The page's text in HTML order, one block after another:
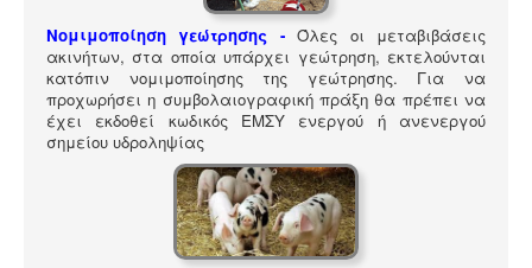
Αναζήτηση
Νομιμοποίηση γεώτρησης - Όλες οι μεταβιβάσεις
ακινήτων, στα οποία υπάρχει γεώτρηση, εκτελούνται
κατόπιν νομιμοποίησης της γεώτρησης. Για να
προχωρήσει η συμβολαιογραφική πράξη θα πρέπει να
έχει εκδοθεί κωδικός ΕΜΣΥ ενεργού ή ανενεργού
σημείου υδροληψίας